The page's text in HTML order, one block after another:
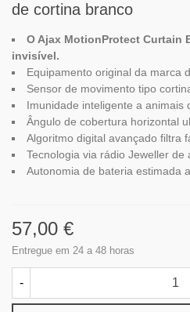
de cortina branco
O Ajax MotionProtect Curtain
invisível.
Equipamento original da marca
Sensor de movimento tipo
Imunidade inteligente a animais
Ângulo de cobertura horizontal
Algoritmo digital avançado filtra
Tecnologia via rádio Jeweller de
Autonomia de bateria estimada
57,00 €
Entregue em 24 a 48 horas
-